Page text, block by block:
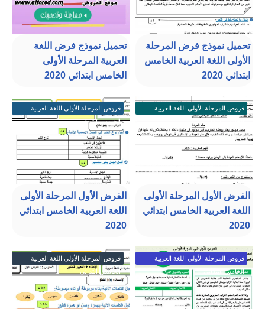
تحميل نموذج فرض المرحلة
الأولى اللغة العربية الخامس
ابتدائي 2020
تحميل نموذج فرض اللغة
العربية المرحلة الأولى
الخامس ابتدائي 2020
فروض المرحلة الأولى اللغة العربية
الخامس ابتدائي
الفرض الأول المرحلة الأولى
اللغة العربية الخامس ابتدائي
2020
فروض المرحلة الأولى اللغة العربية
الخامس ابتدائي
الفرض الأول المرحلة الأولى
اللغة العربية الخامس ابتدائي
2020
فروض المرحلة الأولى اللغة العربية
الخامس ابتدائي
فروض المرحلة الأولى اللغة العربية
الخامس ابتدائي